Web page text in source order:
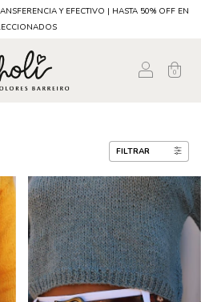
Y EFECTIVO | HASTA 50% OFF EN
0
FILTRAR